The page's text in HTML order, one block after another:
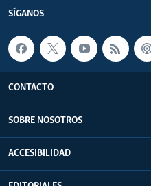
SÍGANOS
CONTACTO
SOBRE NOSOTROS
ACCESIBILIDAD